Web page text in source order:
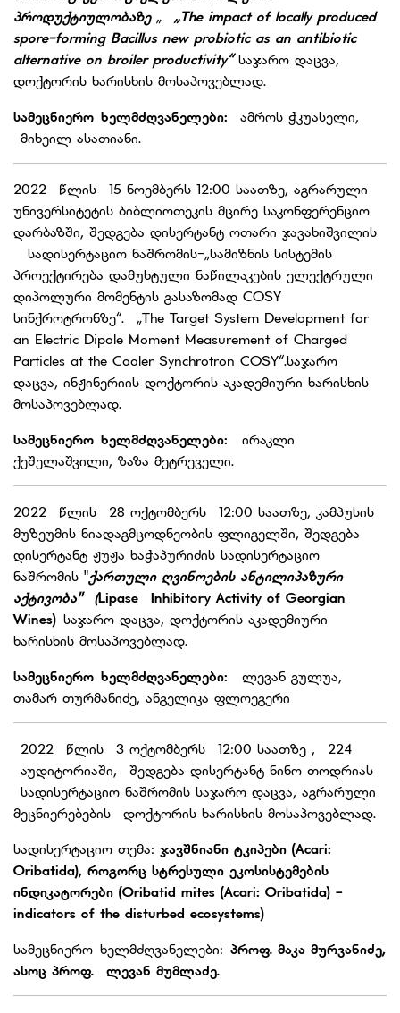
პროდუქტიულობაზე„ „The impact of locally produced
spore-forming Bacillus new probiotic as an antibiotic
alternative on broiler productivity“საჯარო დაცვა,
დოქტორის ხარისხის მოსაპოვებლად.
სამეცნიერო ხელმძღვანელები: ამროს ჭკუასელი,
მიხეილ ასათიანი.
2022 წლის 15 ნოემბერს 12:00 საათზე, აგრარული
უნივერსიტეტის ბიბლიოთეკის მცირე საკონფერენციო
დარბაზში, შედგება დისერტანტ ოთარი ჯავახიშვილის
სადისერტაციო ნაშრომის-„სამიზნის სისტემის
პროექტირება დამუხტული ნაწილაკების ელექტრული
დიპოლური მომენტის გასაზომად COSY
სინქროტრონზე“. „The Target System Development for
an Electric Dipole Moment Measurement of Charged
Particles at the Cooler Synchrotron COSY“.საჯარო
დაცვა, ინჟინერიის დოქტორის აკადემიური ხარისხის
მოსაპოვებლად.
სამეცნიერო ხელმძღვანელები: ირაკლი
ქეშელაშვილი, ზაზა მეტრეველი.
2022 წლის 28 ოქტომბერს 12:00 საათზე, კამპუსის
მუზეუმის ნიადაგმცოდნეობის ფლიგელში, შედგება
დისერტანტ ჟუჟა ხაჭაპურიძის სადისერტაციო
ნაშრომის "ქართული ღვინოების ანტილიპაზური
აქტივობა" (Lipase Inhibitory Activity of Georgian
Wines) საჯარო დაცვა, დოქტორის აკადემიური
ხარისხის მოსაპოვებლად.
სამეცნიერო ხელმძღვანელები: ლევან გულუა,
თამარ თურმანიძე, ანგელიკა ფლოეგერი
2022 წლის 3 ოქტომბერს 12:00 საათზე , 224
აუდიტორიაში, შედგება დისერტანტ ნინო თოდრიას
სადისერტაციო ნაშრომის საჯარო დაცვა, აგრარული
მეცნიერებების დოქტორის ხარისხის მოსაპოვებლად.
სადისერტაციო თემა: ჯავშნიანი ტკიპები (Acari:
Oribatida), როგორც სტრესული ეკოსისტემების
ინდიკატორები (Oribatid mites (Acari: Oribatida) -
indicators of the disturbed ecosystems)
სამეცნიერო ხელმძღვანელები: პროფ. მაკა მურვანიძე,
ასოც პროფ. ლევან მუმლაძე.